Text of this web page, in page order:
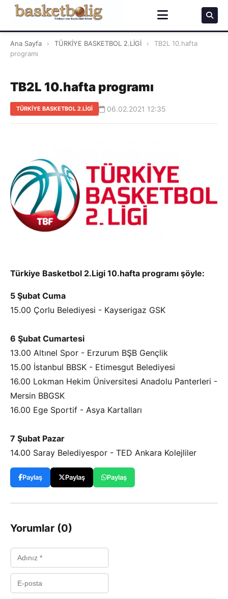
Ana Sayfa › TÜRKİYE BASKETBOL 2.LİGİ ›
TB2L 10.hafta
programı
TB2L 10.hafta programı
TÜRKİYE BASKETBOL 2.LİGİ 06.02.2021 12:35
Türkiye Basketbol 2.Ligi 10.hafta programı şöyle:
5 Şubat Cuma
15.00 Çorlu Belediyesi - Kayserigaz GSK
6 Şubat Cumartesi
13.00 Altınel Spor - Erzurum BŞB Gençlik
15.00 İstanbul BBSK - Etimesgut Belediyesi
16.00 Lokman Hekim Üniversitesi Anadolu Panterleri -
Mersin BBGSK
16.00 Ege Sportif - Asya Kartalları
7 Şubat Pazar
14.00 Saray Belediyespor - TED Ankara Kolejliler
Paylaş Paylaş Paylaş
Yorumlar (0)